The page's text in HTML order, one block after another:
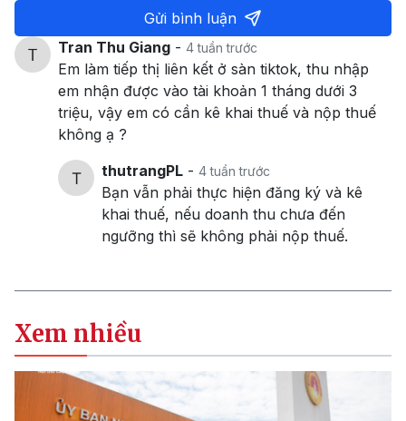
Gửi bình luận
Tran Thu Giang - 4 tuần trước
Em làm tiếp thị liên kết ở sàn tiktok, thu nhập
em nhận được vào tài khoản 1 tháng dưới 3
triệu, vậy em có cần kê khai thuế và nộp thuế
không ạ ?
thutrangPL - 4 tuần trước
Bạn vẫn phải thực hiện đăng ký và kê
khai thuế, nếu doanh thu chưa đến
ngưỡng thì sẽ không phải nộp thuế.
Xem nhiều